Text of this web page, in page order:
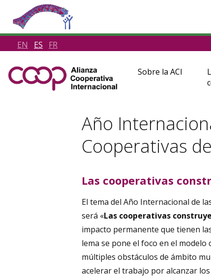
EN ES FR
Sobre la ACI
Año
Cooperativas
Las cooperativas
El tema del Año Internacional de
será «Las cooperativas
impacto permanente que tienen
lema se pone el foco en el
múltiples obstáculos de ámbito
acelerar el trabajo por alcanzar